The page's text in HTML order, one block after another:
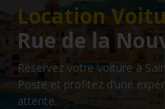
Location
Rue de la
Réservez votre voiture à
Poste et profitez d’une
attente.